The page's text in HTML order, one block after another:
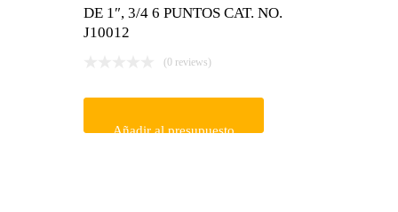
DE 1″, 3/4 6 PUNTOS CAT. NO.
J10012
(0 reviews)
Añadir al presupuesto